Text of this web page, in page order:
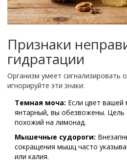
Признаки
гидратации
Организм умеет сигнализировать
игнорируйте эти знаки:
Темная моча: Если цвет
янтарный, вы обезвожены. Цель
похожий на лимонад.
Мышечные судороги:
сокращения мышц часто
или калия.